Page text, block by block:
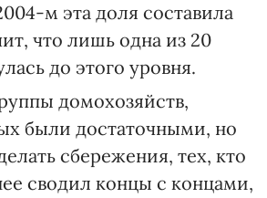
м эта доля составила
что лишь одна из 20
до этого уровня.
домохозяйств,
были достаточными, но
сбережения, тех, кто
сводил концы с концами,